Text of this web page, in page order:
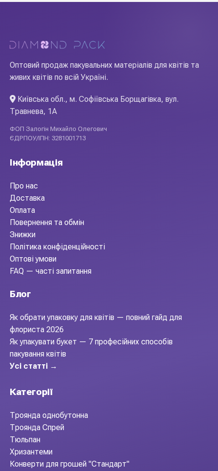
Оптовий продаж пакувальних матеріалів для квітів та
живих квітів по всій Україні.
Київська обл., м. Софіївська Борщагівка, вул.
Травнева, 1А
ФОП Залогін Михайло Олегович
ЄДРПОУ/ІПН: 3281001713
Інформація
Про нас
Доставка
Оплата
Повернення та обмін
Знижки
Політика конфіденційності
Оптові умови
FAQ — часті запитання
Блог
Як обрати упаковку для квітів — повний гайд для
флориста 2026
Як упакувати букет — 7 професійних способів
пакування квітів
Усі статті →
Категорії
Троянда однобутонна
Троянда Спрей
Тюльпан
Хризантеми
Конверти для грошей "Стандарт"